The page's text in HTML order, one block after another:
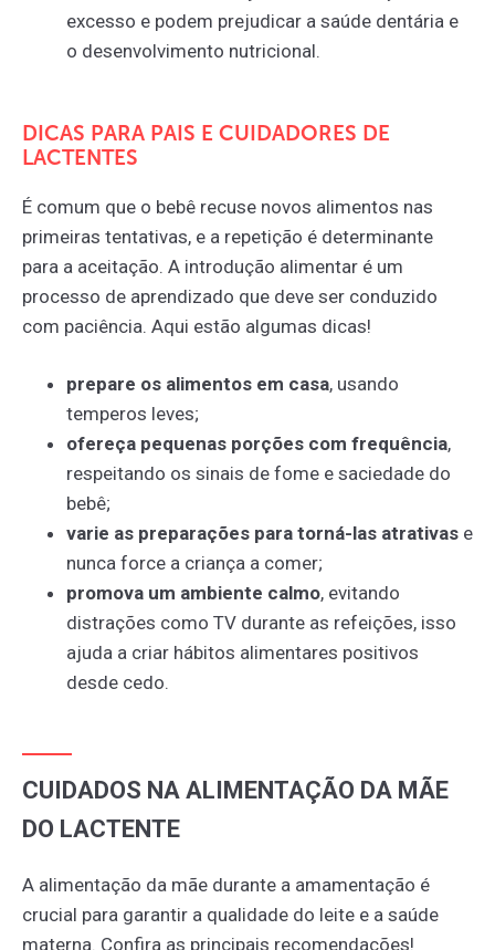
excesso e podem prejudicar a saúde dentária e
o desenvolvimento nutricional.
DICAS PARA PAIS E CUIDADORES DE
LACTENTES
É comum que o bebê recuse novos alimentos nas
primeiras tentativas, e a repetição é determinante
para a aceitação. A introdução alimentar é um
processo de aprendizado que deve ser conduzido
com paciência. Aqui estão algumas dicas!
prepare os alimentos em casa, usando
temperos leves;
ofereça pequenas porções com frequência,
respeitando os sinais de fome e saciedade do
bebê;
varie as preparações para torná-las atrativas e
nunca force a criança a comer;
promova um ambiente calmo, evitando
distrações como TV durante as refeições, isso
ajuda a criar hábitos alimentares positivos
desde cedo.
CUIDADOS NA ALIMENTAÇÃO DA MÃE
DO LACTENTE
A alimentação da mãe durante a amamentação é
crucial para garantir a qualidade do leite e a saúde
materna. Confira as principais recomendações!